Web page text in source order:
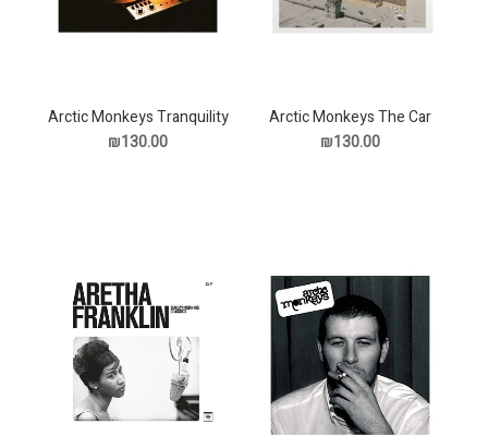
Arctic Monkeys The Car
תקליט
₪130.00
Arctic Monkeys Tranquility
Base Hotel Casino תקליט
₪130.00